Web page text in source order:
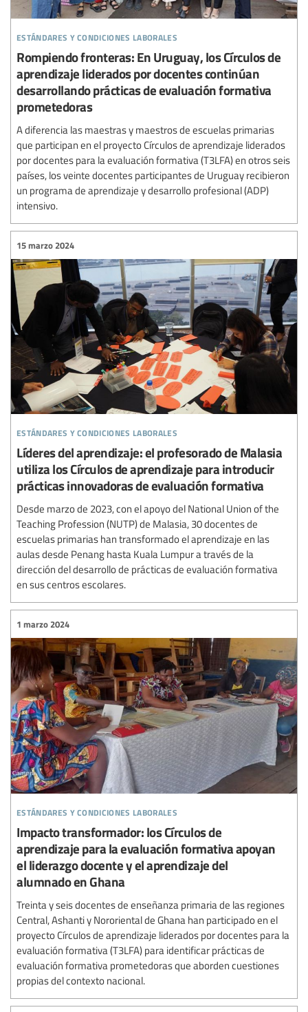
estándares y condiciones laborales
Rompiendo fronteras: En Uruguay, los Círculos de
aprendizaje liderados por docentes continúan
desarrollando prácticas de evaluación formativa
prometedoras
A diferencia las maestras y maestros de escuelas primarias
que participan en el proyecto Círculos de aprendizaje liderados
por docentes para la evaluación formativa (T3LFA) en otros seis
países, los veinte docentes participantes de Uruguay recibieron
un programa de aprendizaje y desarrollo profesional (ADP)
intensivo.
estándares y condiciones laborales
15 marzo 2024
Líderes del aprendizaje: el profesorado de Malasia
utiliza los Círculos de aprendizaje para introducir
prácticas innovadoras de evaluación formativa
Desde marzo de 2023, con el apoyo del National Union of the
Teaching Profession (NUTP) de Malasia, 30 docentes de
escuelas primarias han transformado el aprendizaje en las
aulas desde Penang hasta Kuala Lumpur a través de la
dirección del desarrollo de prácticas de evaluación formativa
en sus centros escolares.
estándares y condiciones laborales
1 marzo 2024
Impacto transformador: los Círculos de
aprendizaje para la evaluación formativa apoyan
el liderazgo docente y el aprendizaje del
alumnado en Ghana
Treinta y seis docentes de enseñanza primaria de las regiones
Central, Ashanti y Nororiental de Ghana han participado en el
proyecto Círculos de aprendizaje liderados por docentes para la
evaluación formativa (T3LFA) para identificar prácticas de
evaluación formativa prometedoras que aborden cuestiones
propias del contexto nacional.